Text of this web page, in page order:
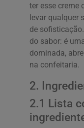
ter esse creme
levar qualquer
de
do sabor: é
dominada,
na confeitaria.
2.
2.1 Lista